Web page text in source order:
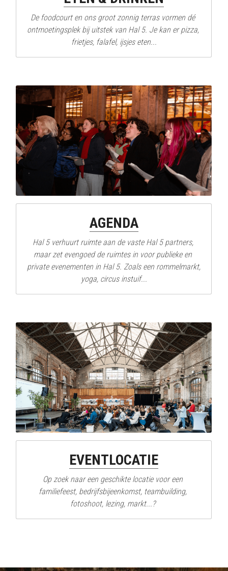
De foodcourt en ons groot zonnig terras vormen dé
ontmoetingsplek bij uitstek van Hal 5. Je kan er pizza,
frietjes, falafel, ijsjes eten...
AGENDA
Hal 5 verhuurt ruimte aan de vaste Hal 5 partners,
maar zet evengoed de ruimtes in voor publieke en
private evenementen in Hal 5. Zoals een rommelmarkt,
yoga, circus instuif...
EVENTLOCATIE
Op zoek naar een geschikte locatie voor een
familiefeest, bedrijfsbijeenkomst, teambuilding,
fotoshoot, lezing, markt...?